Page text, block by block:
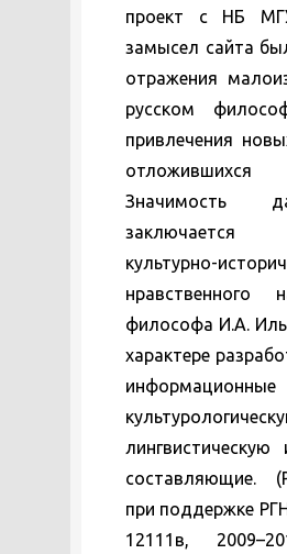
проект с НБ
замысел сайта
отражения
русском
привлечения
Значимость
заключается
культурно-
нравственного
философа И.А.
характере
лингвистическую
составляющие.
при поддержке
12111в,